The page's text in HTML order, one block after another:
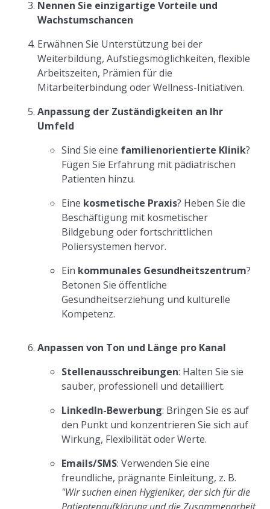
Nennen Sie einzigartige Vorteile und
Wachstumschancen
Erwähnen Sie Unterstützung bei der
Weiterbildung, Aufstiegsmöglichkeiten, flexible
Arbeitszeiten, Prämien für die
Mitarbeiterbindung oder Wellness-Initiativen.
Anpassung der Zuständigkeiten an Ihr
Umfeld
Sind Sie eine familienorientierte Klinik?
Fügen Sie Erfahrung mit pädiatrischen
Patienten hinzu.
Eine kosmetische Praxis? Heben Sie die
Beschäftigung mit kosmetischer
Bildgebung oder fortschrittlichen
Poliersystemen hervor.
Ein kommunales Gesundheitszentrum?
Betonen Sie öffentliche
Gesundheitserziehung und kulturelle
Kompetenz.
Anpassen von Ton und Länge pro Kanal
Stellenausschreibungen: Halten Sie sie
sauber, professionell und detailliert.
LinkedIn-Bewerbung: Bringen Sie es auf
den Punkt und konzentrieren Sie sich auf
Wirkung, Flexibilität oder Werte.
Emails/SMS: Verwenden Sie eine
freundliche, prägnante Einleitung, z. B.
"Wir suchen einen Hygieniker, der sich für die